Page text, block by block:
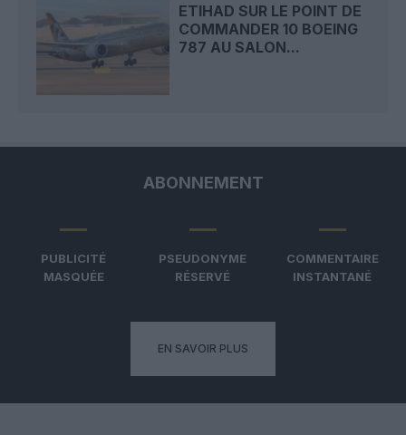
ETIHAD SUR LE POINT DE
COMMANDER 10 BOEING
787 AU SALON...
ABONNEMENT
PUBLICITÉ
MASQUÉE
PSEUDONYME
RÉSERVÉ
COMMENTAIRE
INSTANTANÉ
EN SAVOIR PLUS